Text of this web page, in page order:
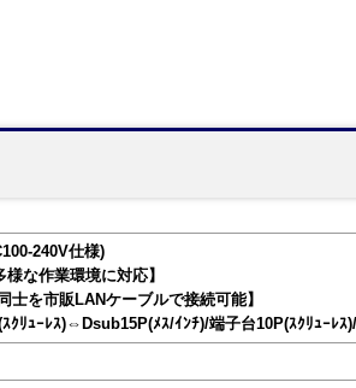
240V仕様)
な作業環境に対応】
士を市販LANケーブルで接続可能】
ｸﾘｭｰﾚｽ)⇔Dsub15P(ﾒｽ/ｲﾝﾁ)/端子台10P(ｽｸﾘｭｰﾚｽ